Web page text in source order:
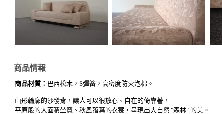
商品情報
商品材質： 巴西松木，S彈簧，高密度防火泡棉。
山形輪廓的沙發背，讓人可以很放心、自在的倚靠著，
平原般的大面積坐寬、秋風落葉的衣裳，呈現出大自然 "森林" 的美。